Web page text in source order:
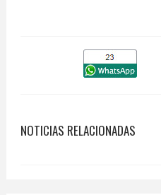
NOTICIAS RELACIONADAS